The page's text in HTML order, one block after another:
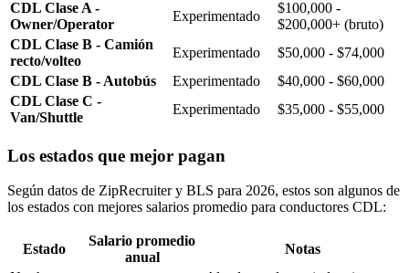
CDL Clase A -
Owner/Operator
Experimentado
$100,000 -
$200,000+ (bruto)
CDL Clase B - Camión
recto/volteo
Experimentado
$50,000 - $74,000
CDL Clase B - Autobús
Experimentado
$40,000 - $60,000
CDL Clase C -
Van/Shuttle
Experimentado $35,000 - $55,000
Los estados que mejor pagan
Según datos de ZipRecruiter y BLS para 2026, estos son algunos de
los estados con mejores salarios promedio para conductores CDL:
Estado
Salario promedio
anual
Notas